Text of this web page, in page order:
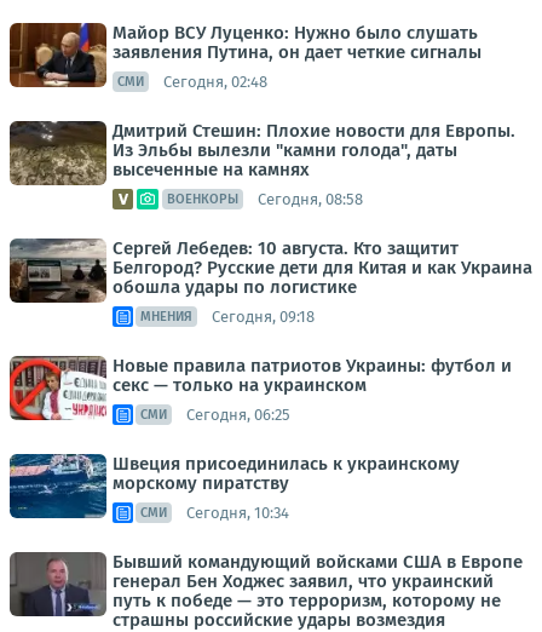
Майор ВСУ Луценко: Нужно было слушать
заявления Путина, он дает четкие сигналы
СМИ Сегодня, 02:48
Дмитрий Стешин: Плохие новости для Европы.
Из Эльбы вылезли "камни голода", даты
высеченные на камнях
ВОЕНКОРЫ Сегодня, 08:58
Сергей Лебедев: 10 августа. Кто защитит
Белгород? Русские дети для Китая и как Украина
обошла удары по логистике
МНЕНИЯ Сегодня, 09:18
Новые правила патриотов Украины: футбол и
секс — только на украинском
СМИ Сегодня, 06:25
Швеция присоединилась к украинскому
морскому пиратству
СМИ Сегодня, 10:34
Бывший командующий войсками США в Европе
генерал Бен Ходжес заявил, что украинский
путь к победе — это терроризм, которому не
страшны российские удары возмездия